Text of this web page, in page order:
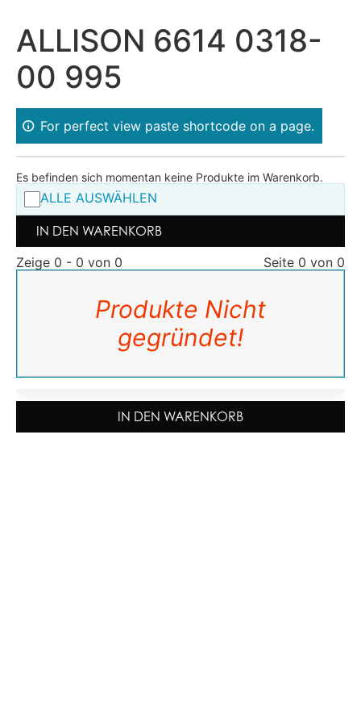
ALLISON 6614 0318-
00 995
For perfect view paste shortcode on a page.
Es befinden sich momentan keine Produkte im Warenkorb.
ALLE AUSWÄHLEN
IN DEN WARENKORB
Zeige 0 - 0 von 0
Seite 0 von 0
Produkte Nicht
gegründet!
IN DEN WARENKORB